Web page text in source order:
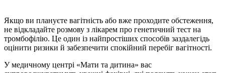
Якщо ви плануєте вагітність або вже проходите обстеження,
не відкладайте розмову з лікарем про генетичний тест на
тромбофілію. Це один із найпростіших способів заздалегідь
оцінити ризики й забезпечити спокійний перебіг вагітності.
У медичному центрі «Мати та дитина» вас